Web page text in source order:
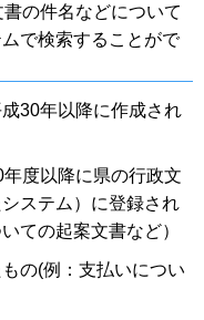
の件名などについて
で検索することがで
30年以降に作成され
度以降に県の行政文
ステム）に登録され
ての起案文書など）
の(例：支払いについ